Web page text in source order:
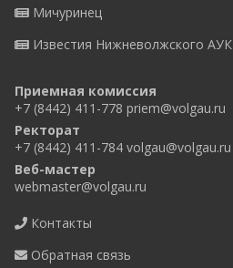
Мичуринец
Известия Нижневолжского АУК
Приемная комиссия
+7 (8442) 411-778 priem@volgau.ru
Ректорат
+7 (8442) 411-784 volgau@volgau.ru
Веб-мастер
webmaster@volgau.ru
Контакты
Обратная связь